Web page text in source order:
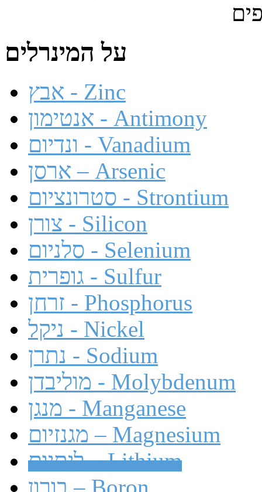
על המינרלים
אבץ - Zinc
אנטימון - Antimony
ונדיום - Vanadium
ארסן – Arsenic
סטרונציום - Strontium
צורן - Silicon
סלניום - Selenium
גופרית - Sulfur
זרחן - Phosphorus
ניקל - Nickel
נתרן - Sodium
מוליבדן - Molybdenum
מנגן - Manganese
מגנזיום – Magnesium
ליתיום – Lithium
בורון – Boron